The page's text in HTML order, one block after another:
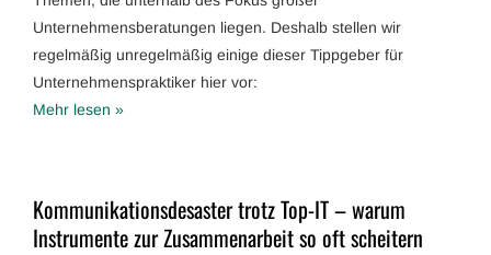
Unternehmensberatungen liegen. Deshalb stellen wir
regelmäßig unregelmäßig einige dieser Tippgeber für
Unternehmenspraktiker hier vor:
Mehr lesen »
Kommunikationsdesaster trotz Top-IT – warum
Instrumente zur Zusammenarbeit so oft scheitern